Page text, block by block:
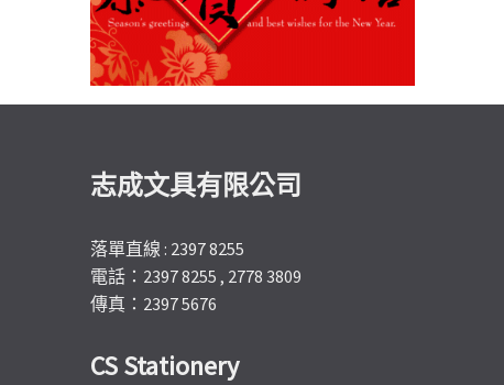
志成文具有限公司
落單直線 : 2397 8255
電話：2397 8255 , 2778 3809
傳真：2397 5676
CS Stationery